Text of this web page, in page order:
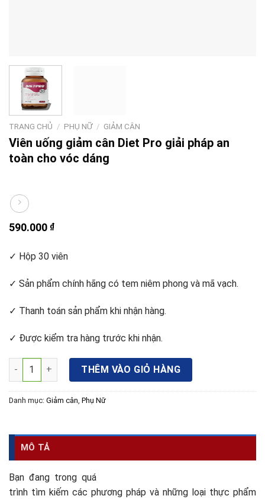
TRANG CHỦ / PHỤ NỮ / GIẢM CÂN
Viên uống giảm cân Diet Pro giải pháp an
toàn cho vóc dáng
590.000 ₫
✓ Hộp 30 viên
✓ Sản phẩm chính hãng có tem niêm phong và mã vạch.
✓ Thanh toán sản phẩm khi nhận hàng.
✓ Được kiểm tra hàng trước khi nhận.
Viên uống giảm cân Diet Pro giải pháp an toàn cho vóc dáng
THÊM VÀO GIỎ HÀNG
Danh mục: Giảm cân Phụ Nữ
MÔ TẢ
Bạn đang trong quá
trình tìm kiếm các phương pháp và những loại thực phẩm